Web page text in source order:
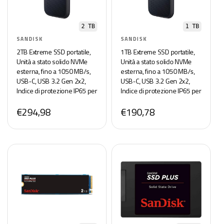
2 TB
SANDISK
2TB Extreme SSD portatile,
Unità a stato solido NVMe
esterna, fino a 1050 MB/s,
USB-C, USB 3.2 Gen 2x2,
Indice di protezione IP65 per
polvere, Nero
€294,98
1 TB
SANDISK
1TB Extreme SSD portatile,
Unità a stato solido NVMe
esterna, fino a 1050 MB/s,
USB-C, USB 3.2 Gen 2x2,
Indice di protezione IP65 per
polvere, Nero
€190,78